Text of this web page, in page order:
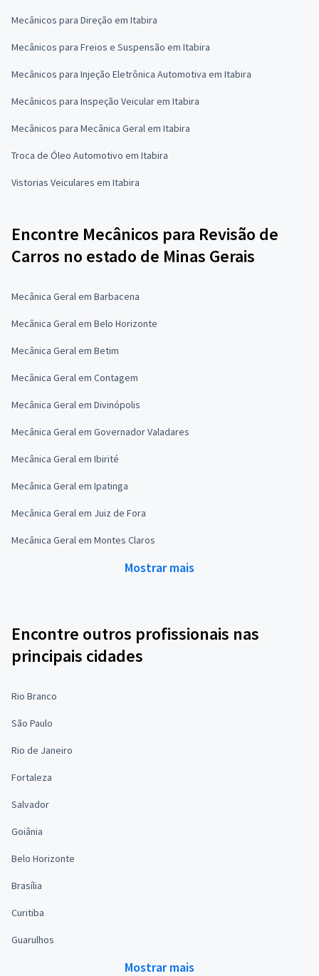
Mecânicos para Direção em Itabira
Mecânicos para Freios e Suspensão em Itabira
Mecânicos para Injeção Eletrônica Automotiva em Itabira
Mecânicos para Inspeção Veicular em Itabira
Mecânicos para Mecânica Geral em Itabira
Troca de Óleo Automotivo em Itabira
Vistorias Veiculares em Itabira
Encontre Mecânicos para Revisão de
Carros no estado de Minas Gerais
Mecânica Geral em Barbacena
Mecânica Geral em Belo Horizonte
Mecânica Geral em Betim
Mecânica Geral em Contagem
Mecânica Geral em Divinópolis
Mecânica Geral em Governador Valadares
Mecânica Geral em Ibirité
Mecânica Geral em Ipatinga
Mecânica Geral em Juiz de Fora
Mecânica Geral em Montes Claros
Mostrar mais
Encontre outros profissionais nas
principais cidades
Rio Branco
São Paulo
Rio de Janeiro
Fortaleza
Salvador
Goiânia
Belo Horizonte
Brasília
Curitiba
Guarulhos
Mostrar mais